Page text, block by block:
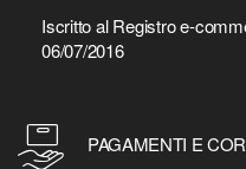
Iscritto al Registro e-
06/07/2016
PAGAMENTI E